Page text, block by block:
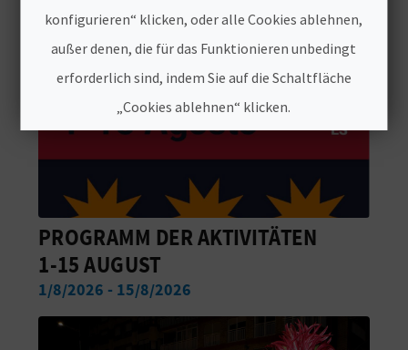
PROGRAMM DER AKTIVITÄTEN
1-15 AUGUST
1/8/2026 - 15/8/2026
konfigurieren“ klicken, oder alle Cookies ablehnen,
außer denen, die für das Funktionieren unbedingt
erforderlich sind, indem Sie auf die Schaltfläche
„Cookies ablehnen“ klicken.
Cookies ablehnen
Cookies konfigurieren
Weitere Informationen